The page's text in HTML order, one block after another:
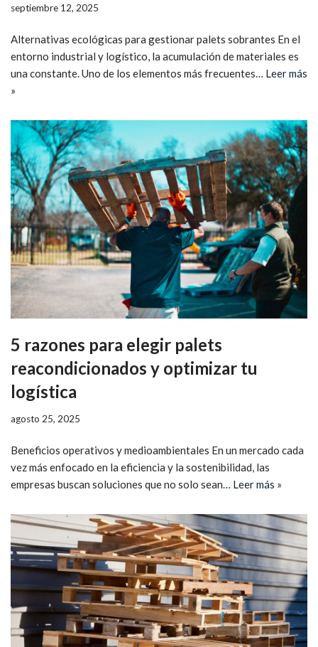
septiembre 12, 2025
Alternativas ecológicas para gestionar palets sobrantes En el
entorno industrial y logístico, la acumulación de materiales es
una constante. Uno de los elementos más frecuentes… Leer más
»
5 razones para elegir palets
reacondicionados y optimizar tu
logística
agosto 25, 2025
Beneficios operativos y medioambientales En un mercado cada
vez más enfocado en la eficiencia y la sostenibilidad, las
empresas buscan soluciones que no solo sean… Leer más »